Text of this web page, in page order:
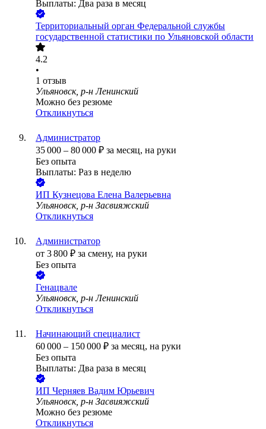
Выплаты: Два раза в месяц
Территориальный орган Федеральной службы
государственной статистики по Ульяновской области
4.2
•
1 отзыв
Ульяновск, р-н Ленинский
Можно без резюме
Откликнуться
Администратор
35 000 – 80 000 ₽ за месяц, на руки
Без опыта
Выплаты: Раз в неделю
ИП Кузнецова Елена Валерьевна
Ульяновск, р-н Засвияжский
Откликнуться
Администратор
от 3 800 ₽ за смену, на руки
Без опыта
Генацвале
Ульяновск, р-н Ленинский
Откликнуться
Начинающий специалист
60 000 – 150 000 ₽ за месяц, на руки
Без опыта
Выплаты: Два раза в месяц
ИП Черняев Вадим Юрьевич
Ульяновск, р-н Засвияжский
Можно без резюме
Откликнуться